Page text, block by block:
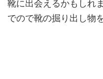
靴に出会えるかもしれ
でので靴の掘り出し物